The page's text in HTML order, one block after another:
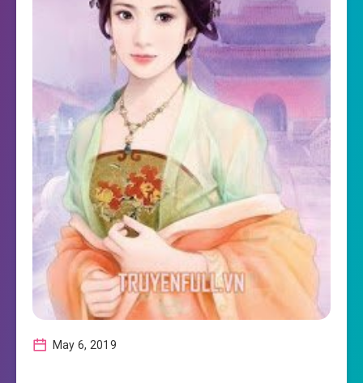
May 6, 2019